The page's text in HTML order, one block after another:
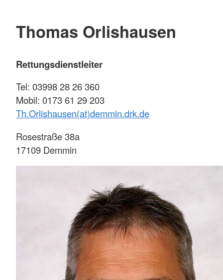
Thomas Orlishausen
Rettungsdienstleiter
Tel: 03998 28 26 360
Mobil: 0173 61 29 203
Th.Orlishausen(at)demmin.drk.de
Rosestraße 38a
17109 Demmin